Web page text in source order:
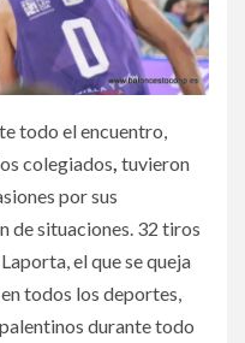
todo el encuentro,
colegiados, tuvieron
por sus
de situaciones. 32 tiros
el que se queja
todos los deportes,
durante todo